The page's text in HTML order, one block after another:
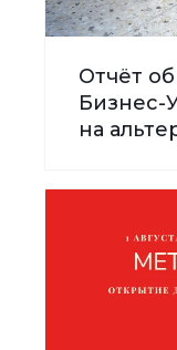
Отчёт
Бизнес-
на